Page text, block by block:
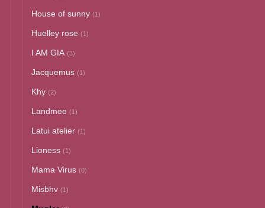
House of sunny (1)
Huelley rose (1)
I AM GIA (3)
Jacquemus (1)
Khy (2)
Landmee (1)
Latui atelier (1)
Lioness (1)
Mama Virus (0)
Misbhv (1)